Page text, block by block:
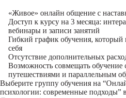
«Живое» онлайн общение с
Доступ к курсу на 3 месяца:
вебинары и записи занятий
Гибкий график обучения,
себя
Отсутствие дополнительных
Возможность совмещать обучение
путешествиями и параллельным
Выберите группу обучения на
психологии: современные подходы”